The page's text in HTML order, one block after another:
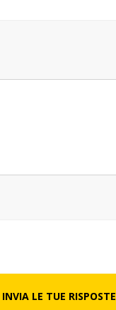
INVIA LE TUE RISPOSTE